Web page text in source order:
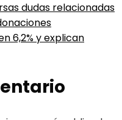
dudas relacionadas
6,2% y explican